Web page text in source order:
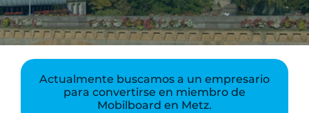
Actualmente buscamos a un empresario
para convertirse en miembro de
Mobilboard en Metz.